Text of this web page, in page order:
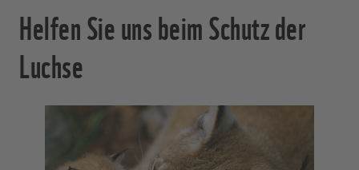
Helfen Sie uns beim Schutz der
Luchse